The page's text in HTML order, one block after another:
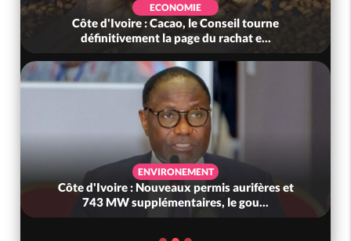
ECONOMIE
Côte d'Ivoire : Cacao, le Conseil tourne
définitivement la page du rachat e...
ENVIRONEMENT
Côte d'Ivoire : Nouveaux permis aurifères et
743 MW supplémentaires, le gou...